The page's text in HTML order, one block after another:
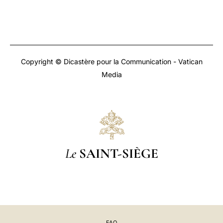
Copyright © Dicastère pour la Communication - Vatican
Media
Le SAINT-SIÈGE